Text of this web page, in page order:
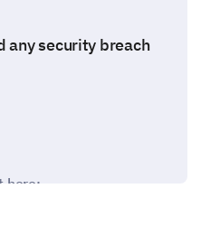
any security breach
here: